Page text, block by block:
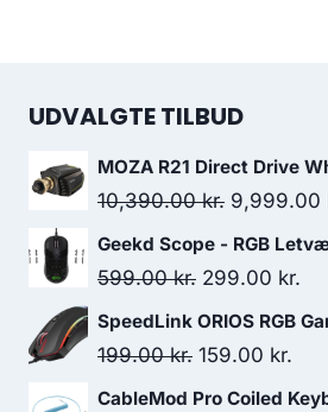
UDVALGTE TILBUD
MOZA R21 Direct Drive
10,390.00kr. Original
price
was:
9,999.00
Geekd Scope - RGB
599.00kr. Original
price
was:
299.00 kr.
SpeedLink ORIOS RGB
199.00kr. Original
price
159.00 kr.
CableMod Pro Coiled